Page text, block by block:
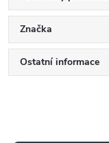
Značka
Ostatní informace